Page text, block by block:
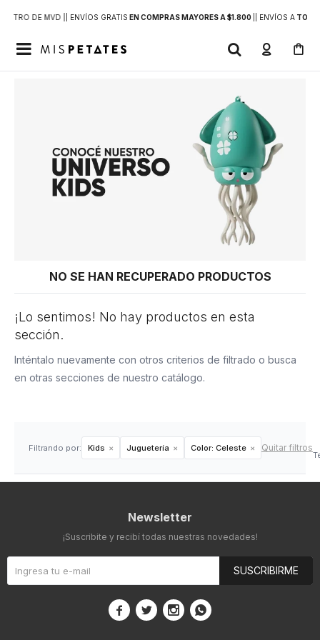
DE MVD | | ENVÍOS GRATIS EN COMPRAS MAYORES A $1.800 | ENVÍOS ATODO

NO SE HAN RECUPERADO PRODUCTOS
¡Lo sentimos! No hay productos en esta
sección.
Inténtalo nuevamente con otros criterios de filtrado o busca
en otras secciones de nuestro catálogo.
Filtrando por: Kids Juguetería Color: Celeste Quitar filtros
Newsletter
¡Suscribite y recibí todas nuestras novedades!
SUSCRIBIRME
   